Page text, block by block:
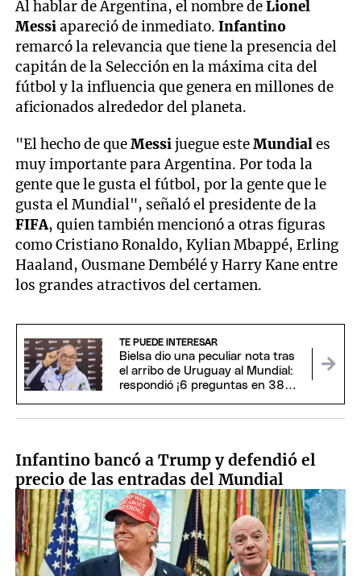
Al hablar de Argentina, el nombre deLionel
Messiapareció de inmediato.Infantino
remarcó la relevancia que tiene la presencia del
capitán de la Selección en la máxima cita del
fútbol y la influencia que genera en millones de
aficionados alrededor del planeta.
"El hecho de queMessijuegue esteMundiales
muy importante para Argentina. Por toda la
gente que le gusta el fútbol, por la gente que le
gusta el Mundial", señaló el presidente de la
FIFA, quien también mencionó a otras figuras
como Cristiano Ronaldo, Kylian Mbappé, Erling
Haaland, Ousmane Dembélé y Harry Kane entre
los grandes atractivos del certamen.
TE PUEDE INTERESAR
Bielsa dio una peculiar nota tras
el arribo de Uruguay al Mundial:
respondió ¡6 preguntas en 38
Infantino bancó a Trump y defendió el
precio de las entradas del Mundial